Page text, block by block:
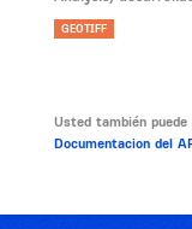
GEOTIFF
Usted también
Documentacion del